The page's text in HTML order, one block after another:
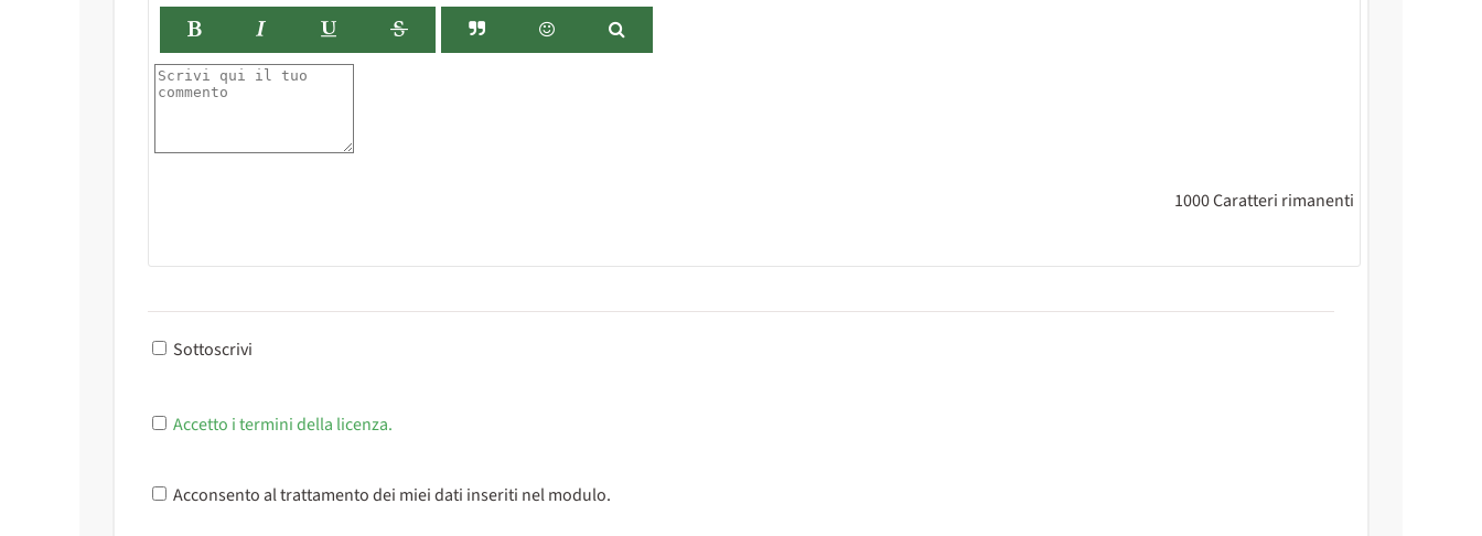
1000Caratteri rimanenti
Sottoscrivi
Accetto i termini della licenza.
Acconsento al trattamento dei miei dati inseriti nel modulo.